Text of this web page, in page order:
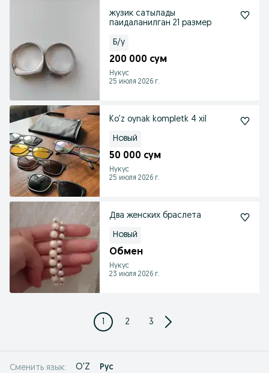
жузик сатылады
паидаланилган 21 размер
Б/у
200 000 сум
Нукус
25 июля 2026 г.
Ko’z oynak kompletk 4 xil
Новый
50 000 сум
Нукус
25 июля 2026 г.
Два женских браслета
Новый
Обмен
Нукус
23 июля 2026 г.
1 2 3
Сменить язык: O'Z Рус